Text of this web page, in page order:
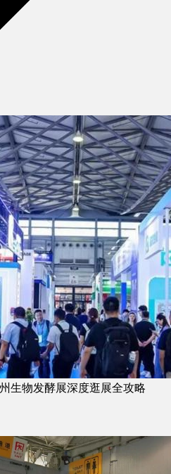
生物发酵展深度逛展全攻略